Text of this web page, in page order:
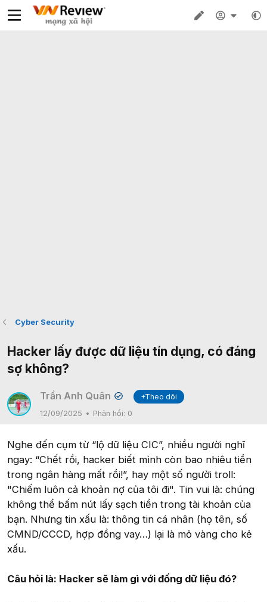
Cyber Security
Hacker lấy được dữ liệu tín dụng, có đáng
sợ không?
Trần Anh Quân ✔
+Theo dõi
12/09/2025
Phản hồi: 0
Nghe đến cụm từ “lộ dữ liệu CIC”, nhiều người nghĩ
ngay: “Chết rồi, hacker biết mình còn bao nhiêu tiền
trong ngân hàng mất rồi!”, hay một số người troll:
"Chiếm luôn cả khoản nợ của tôi đi". Tin vui là: chúng
không thể bấm nút lấy sạch tiền trong tài khoản của
bạn. Nhưng tin xấu là: thông tin cá nhân (họ tên, số
CMND/CCCD, hợp đồng vay…) lại là mỏ vàng cho kẻ
xấu.
Câu hỏi là: Hacker sẽ làm gì với đống dữ liệu đó?